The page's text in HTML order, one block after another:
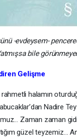
-evdeysem-
bile
Gelişme
halamın
Nadire
Zaman zaman
güzel teyzemiz…